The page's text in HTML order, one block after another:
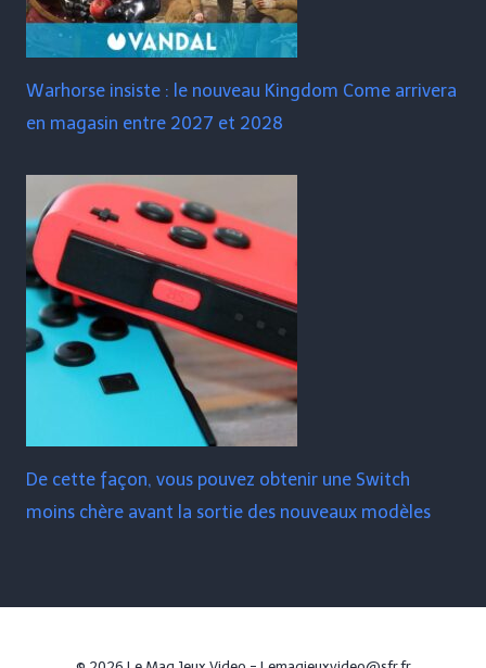
Warhorse insiste : le nouveau Kingdom Come arrivera
en magasin entre 2027 et 2028
De cette façon, vous pouvez obtenir une Switch
moins chère avant la sortie des nouveaux modèles